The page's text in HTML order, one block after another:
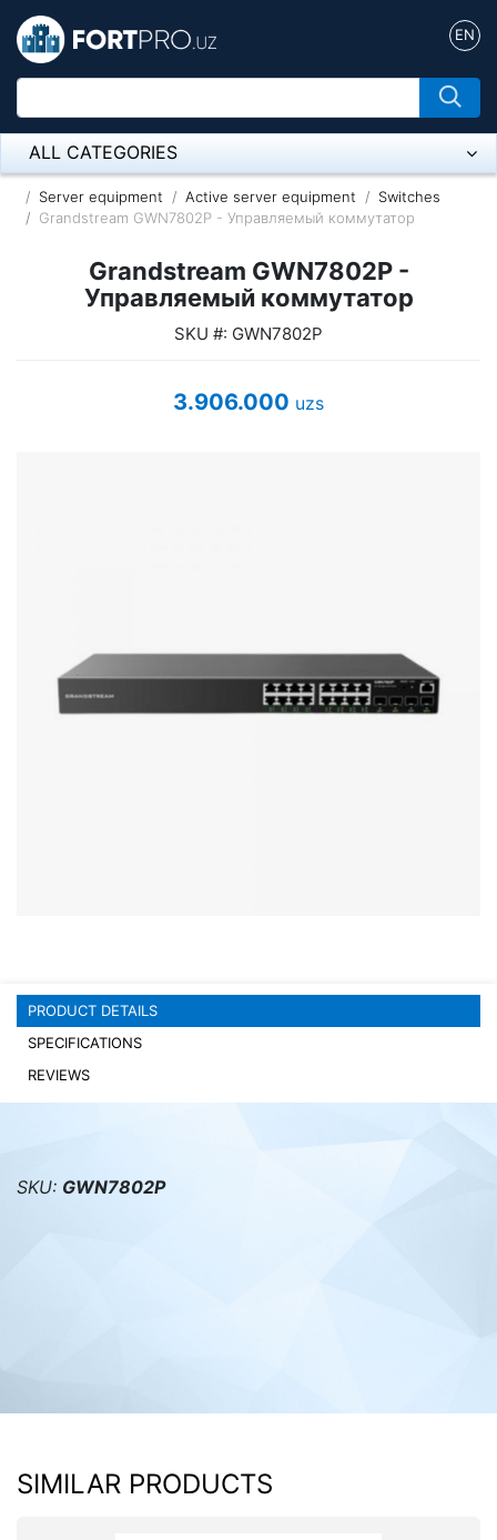
EN
ALL CATEGORIES
Микрофон
Оборудование Mikrotik
Headphones
Mouses and keybords
PC components
Server equipment Active server equipment
Switches
Grandstream GWN7802P - Управляемый коммутатор
Grandstream GWN7802P -
Управляемый коммутатор
SKU #: GWN7802P
3.906.000 uzs
PRODUCT DETAILS
SPECIFICATIONS
REVIEWS
SKU: GWN7802P
SIMILAR PRODUCTS